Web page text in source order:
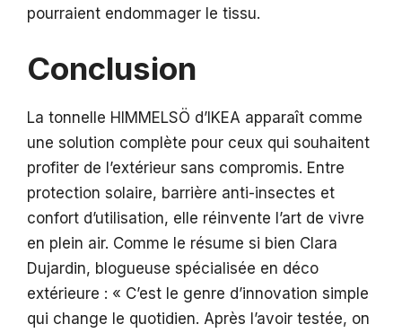
pourraient endommager le tissu.
Conclusion
La tonnelle HIMMELSÖ d’IKEA apparaît comme
une solution complète pour ceux qui souhaitent
profiter de l’extérieur sans compromis. Entre
protection solaire, barrière anti-insectes et
confort d’utilisation, elle réinvente l’art de vivre
en plein air. Comme le résume si bien Clara
Dujardin, blogueuse spécialisée en déco
extérieure : « C’est le genre d’innovation simple
qui change le quotidien. Après l’avoir testée, on